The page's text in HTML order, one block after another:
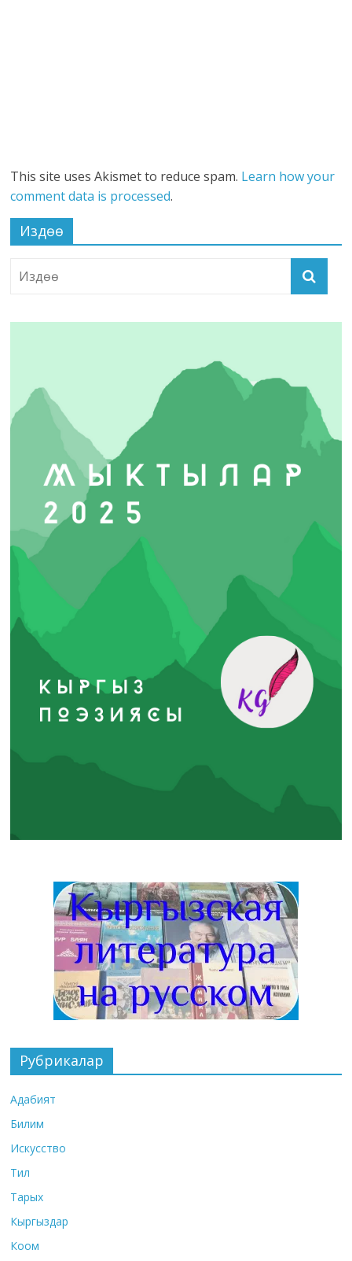
This site uses Akismet to reduce spam. Learn how your
comment data is processed.
Издөө
Рубрикалар
Адабият
Билим
Искусство
Тил
Тарых
Кыргыздар
Коом